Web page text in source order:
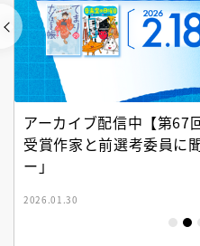
アーカイブ配信中【第67
受賞作家と前選考委員に
ー」
2026.01.30